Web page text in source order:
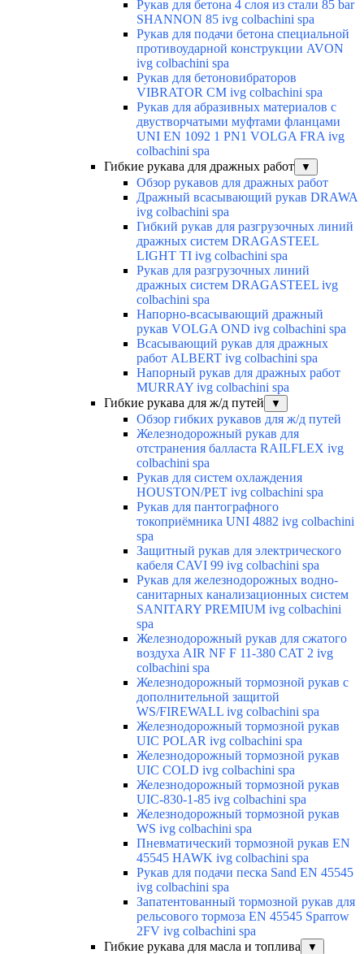
Рукав для бетона 4 слоя из стали 85 bar
SHANNON 85 ivg colbachini spa
Рукав для подачи бетона специальной
противоударной конструкции AVON
ivg colbachini spa
Рукав для бетоновибраторов
VIBRATOR CM ivg colbachini spa
Рукав для абразивных материалов с
двустворчатыми муфтами фланцами
UNI EN 1092 1 PN1 VOLGA FRA ivg
colbachini spa
Гибкие рукава для дражных работ
▼
Обзор рукавов для дражных работ
Дражный всасывающий рукав DRAWA
ivg colbachini spa
Гибкий рукав для разгрузочных линий
дражных систем DRAGASTEEL
LIGHT TI ivg colbachini spa
Рукав для разгрузочных линий
дражных систем DRAGASTEEL ivg
colbachini spa
Напорно-всасывающий дражный
рукав VOLGA OND ivg colbachini spa
Всасывающий рукав для дражных
работ ALBERT ivg colbachini spa
Напорный рукав для дражных работ
MURRAY ivg colbachini spa
Гибкие рукава для ж/д путей
▼
Обзор гибких рукавов для ж/д путей
Железнодорожный рукав для
отстранения балласта RAILFLEX ivg
colbachini spa
Рукав для систем охлаждения
HOUSTON/PET ivg colbachini spa
Рукав для пантографного
токоприёмника UNI 4882 ivg colbachini
spa
Защитный рукав для электрического
кабеля CAVI 99 ivg colbachini spa
Рукав для железнодорожных водно-
санитарных канализационных систем
SANITARY PREMIUM ivg colbachini
spa
Железнодорожный рукав для сжатого
воздуха AIR NF F 11-380 CAT 2 ivg
colbachini spa
Железнодорожный тормозной рукав с
дополнительной защитой
WS/FIREWALL ivg colbachini spa
Железнодорожный тормозной рукав
UIC POLAR ivg colbachini spa
Железнодорожный тормозной рукав
UIC COLD ivg colbachini spa
Железнодорожный тормозной рукав
UIC-830-1-85 ivg colbachini spa
Железнодорожный тормозной рукав
WS ivg colbachini spa
Пневматический тормозной рукав EN
45545 HAWK ivg colbachini spa
Рукав для подачи песка Sand EN 45545
ivg colbachini spa
Запатентованный тормозной рукав для
рельсового тормоза EN 45545 Sparrow
2FV ivg colbachini spa
Гибкие рукава для масла и топлива
▼